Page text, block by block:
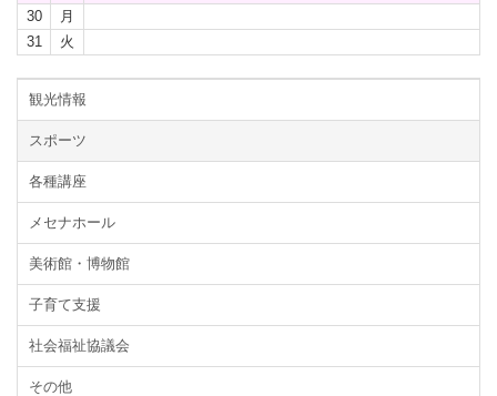
30
月
31
火
観光情報
スポーツ
各種講座
メセナホール
美術館・博物館
子育て支援
社会福祉協議会
その他